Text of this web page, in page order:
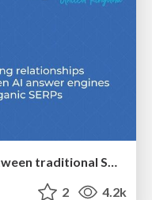
Exploring the relationship between traditional SERPs and Gen AI search
2 4.2k